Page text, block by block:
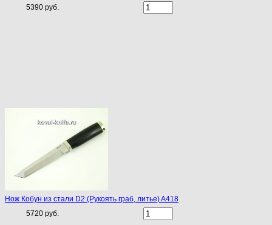
5390 руб.
Нож Кобун из стали D2 (Рукоять граб, литье) A418
5720 руб.